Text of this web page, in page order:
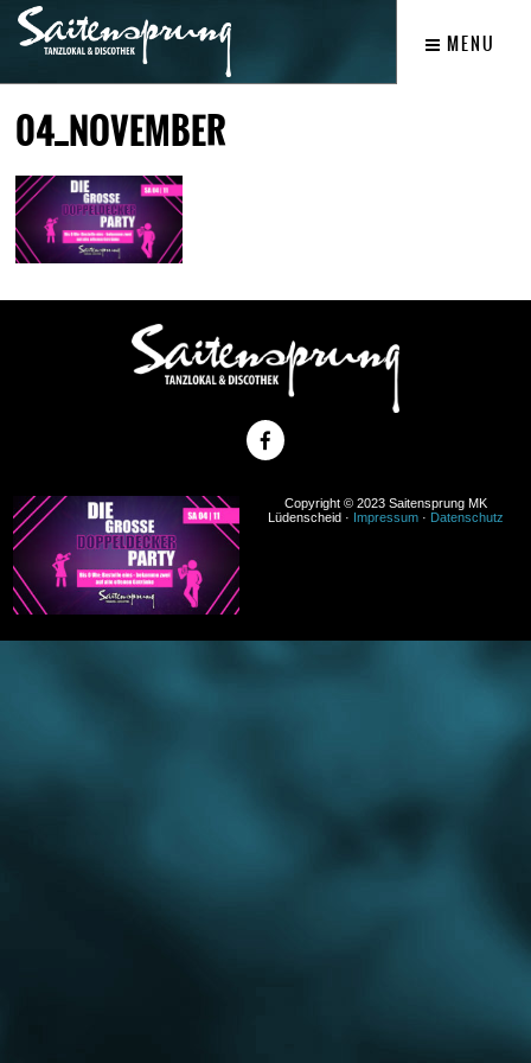
MENU
04_NOVEMBER
Copyright © 2023 Saitensprung MK
Lüdenscheid · Impressum · Datenschutz